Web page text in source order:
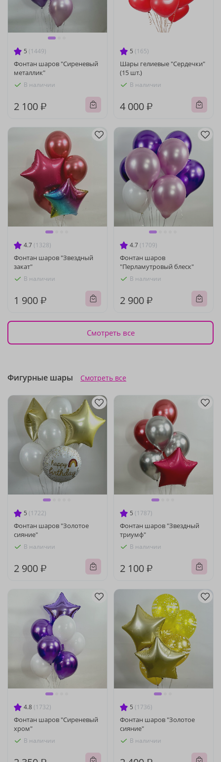
5 (1449)
Фонтан шаров "Сиреневый
металлик"
В наличии
2 100 ₽
5 (165)
Шары гелиевые "Сердечки"
(15 шт.)
В наличии
4 000 ₽
4.7 (1328)
Фонтан шаров "Звездный
закат"
В наличии
1 900 ₽
4.7 (1709)
Фонтан шаров
"Перламутровый блеск"
В наличии
2 900 ₽
Смотреть все
Фигурные шары Смотреть все
5 (1722)
Фонтан шаров "Золотое
сияние"
В наличии
2 900 ₽
5 (1787)
Фонтан шаров "Звездный
триумф"
В наличии
2 100 ₽
4.8 (1732)
Фонтан шаров "Сиреневый
хром"
В наличии
5 (1736)
Фонтан шаров "Золотое
сияние"
В наличии